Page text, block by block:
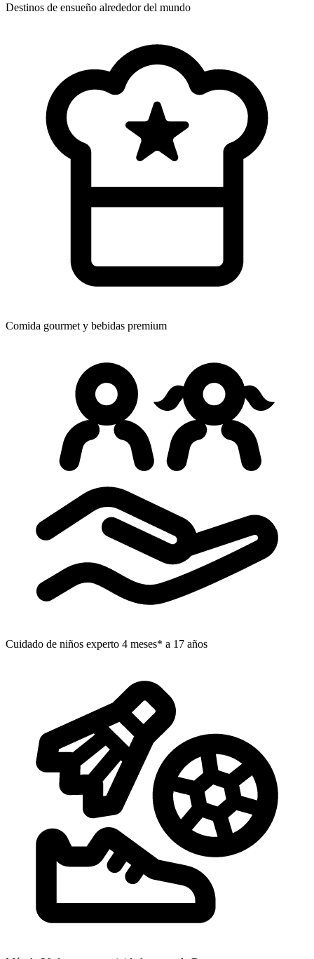
Destinos de ensueño alrededor del mundo
Comida gourmet y bebidas premium
Cuidado de niños experto 4 meses* a 17 años